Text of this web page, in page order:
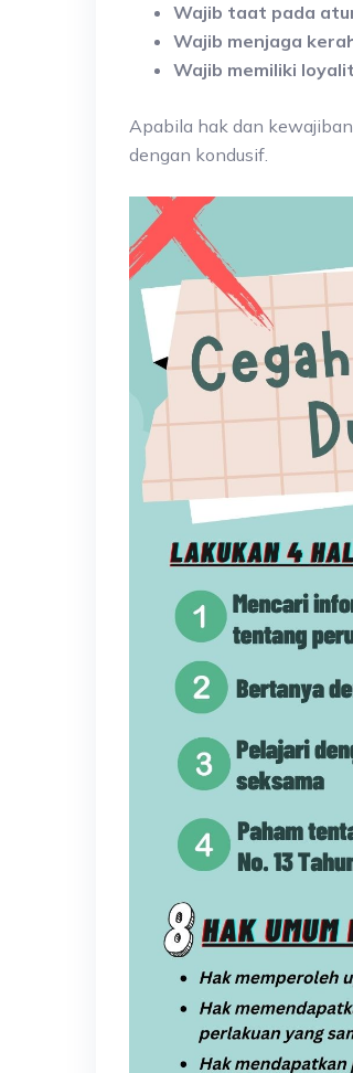
Wajib taat pada
Wajib menjaga
Wajib memiliki
Apabila hak dan
dengan kondusif.